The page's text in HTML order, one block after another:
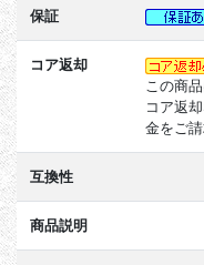
保証
コア返却
この商
コア返
金をご
互換性
商品説明